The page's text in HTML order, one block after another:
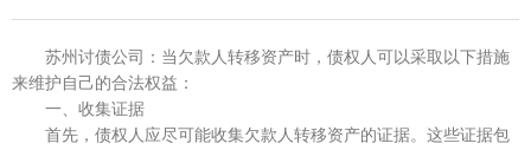
联系我们
返回首页
苏州讨债公司：当欠款人转移资产时，债权人可以采取以下措施
来维护自己的合法权益：
一、收集证据
首先，债权人应尽可能收集欠款人转移资产的证据。这些证据包